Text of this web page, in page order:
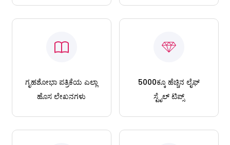
ಗೃಹಶೋಭಾ ಪತ್ರಿಕೆಯ ಎಲ್ಲಾ
ಹೊಸ ಲೇಖನಗಳು
5000ಕ್ಕೂ ಹೆಚ್ಚಿನ ಲೈಫ್
ಸ್ಟೈಲ್ ಟಿಪ್ಸ್